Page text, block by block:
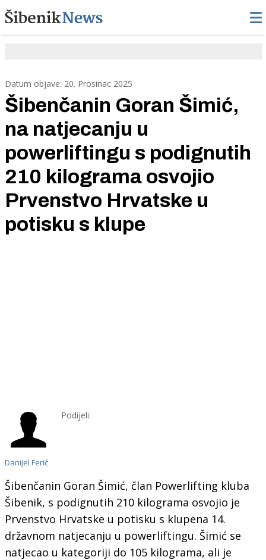
Datum objave: 20. Prosinac 2025
Šibenčanin Goran Šimić,
na natjecanju u
powerliftingu s podignutih
210 kilograma osvojio
Prvenstvo Hrvatske u
potisku s klupe
Danijel Ferić
Podijeli:
Šibenčanin Goran Šimić, član Powerlifting kluba
Šibenik, s podignutih 210 kilograma osvojio je
Prvenstvo Hrvatske u potisku s klupena 14.
državnom natjecanju u powerliftingu. Šimić se
natjecao u kategoriji do 105 kilograma, ali je